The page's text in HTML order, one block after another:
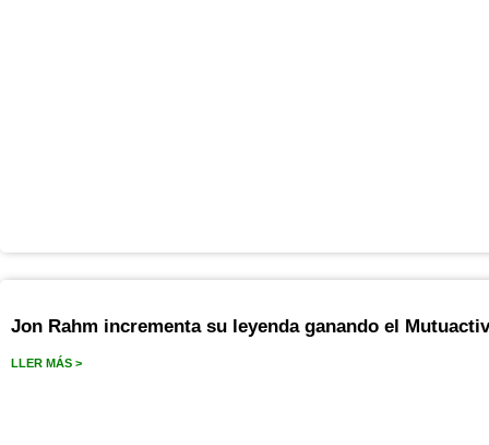
Jon Rahm incrementa su leyenda ganando el
LLER MÁS >